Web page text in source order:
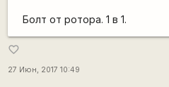
Болт от ротора. 1 в 1.
favorite_border
27 Июн, 2017 10:49